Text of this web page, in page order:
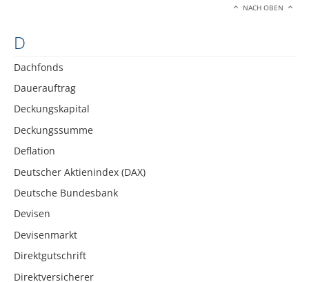
NACH OBEN
D
Dachfonds
Dauerauftrag
Deckungskapital
Deckungssumme
Deflation
Deutscher Aktienindex (DAX)
Deutsche Bundesbank
Devisen
Devisenmarkt
Direktgutschrift
Direktversicherer